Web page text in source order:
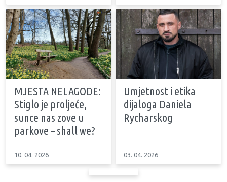
MJESTA NELAGODE:
Stiglo je proljeće,
sunce nas zove u
parkove – shall we?
10. 04. 2026
Umjetnost i etika
dijaloga Daniela
Rycharskog
03. 04. 2026